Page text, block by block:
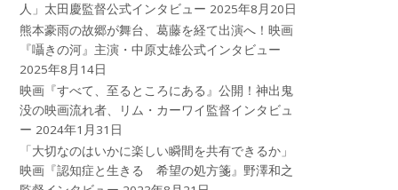
人」太田慶監督公式インタビュー 2025年8月20日
熊本豪雨の故郷が舞台、葛藤を経て出演へ！映画
『囁きの河』主演・中原丈雄公式インタビュー
2025年8月14日
映画『すべて、至るところにある』公開！神出鬼
没の映画流れ者、リム・カーワイ監督インタビュ
ー 2024年1月31日
「大切なのはいかに楽しい瞬間を共有できるか」
映画『認知症と生きる 希望の処方箋』野澤和之